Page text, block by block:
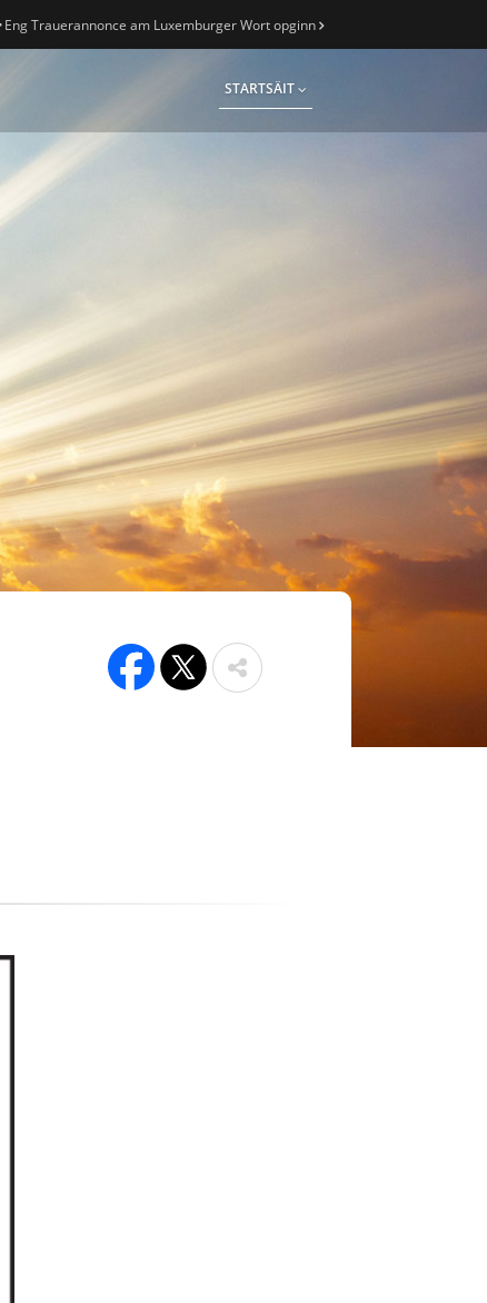
Eng Trauerannonce am Luxemburger Wort opginn
STARTSÄIT